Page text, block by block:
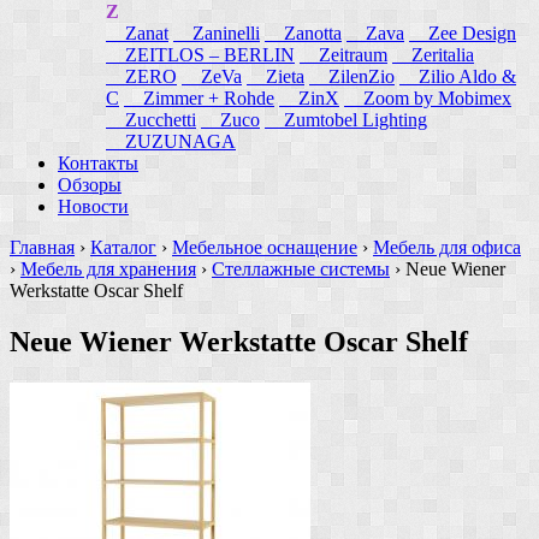
Z
Zanat
Zaninelli Zanotta Zava
Zee Design
ZEITLOS – BERLIN
Zeitraum
Zeritalia
ZERO
ZeVa Zieta ZilenZio
Zilio Aldo &
C
Zimmer + Rohde ZinX
Zoom by Mobimex
Zucchetti
Zuco
Zumtobel Lighting
ZUZUNAGA
Контакты
Обзоры
Новости
Главная › Каталог › Мебельное оснащение › Мебель для офиса
› Мебель для хранения › Стеллажные системы › Neue Wiener
Werkstatte Oscar Shelf
Neue Wiener Werkstatte Oscar Shelf